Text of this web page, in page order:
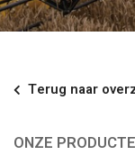
Terug naar
ONZE